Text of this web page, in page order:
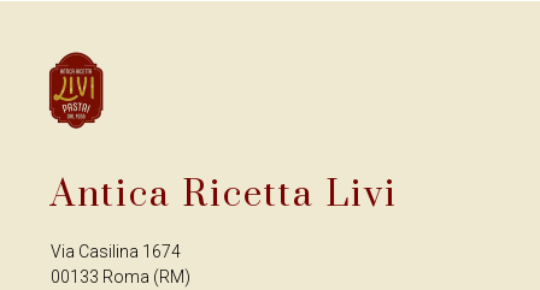
Antica Ricetta Livi
Via Casilina 1674
00133 Roma (RM)